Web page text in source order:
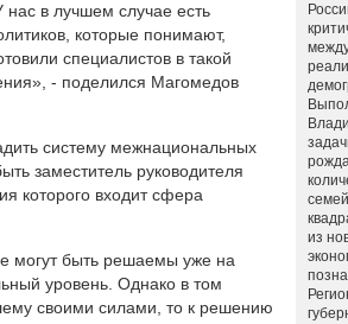
нас в лучшем случае есть
которые понимают,
специалистов в такой
- поделился Магомедов
систему межнациональных
заместитель руководителя
которого входит сфера
могут быть решаемы уже на
уровень. Однако в том
своими силами, то к решению
из